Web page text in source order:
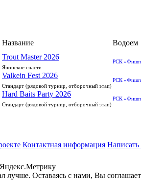
Название Водоем
Trout Master 2026
Японские снасти
РСК
Valkein Fest 2026
Стандарт (рядовой турнир, отборочный этап)
РСК
Hard Baits Party 2026
Стандарт (рядовой турнир, отборочный этап)
РСК
Контактная информация
лучше. Оставаясь с нами, Вы